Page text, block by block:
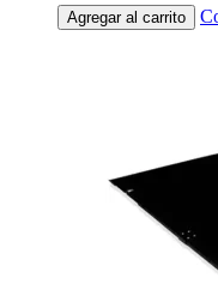
Agregar al carrito